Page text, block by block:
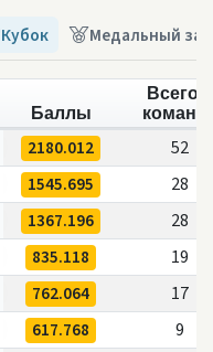
Кубок Медальный
Баллы
Всего в
2180.012
52
1545.695
28
1367.196
28
835.118
19
762.064
17
617.768
9